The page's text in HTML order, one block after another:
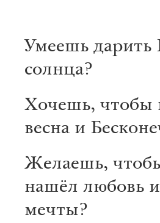
Умеешь дарить
солнца?
Хочешь, чтобы
весна и
Желаешь,
нашёл любовь
мечты?